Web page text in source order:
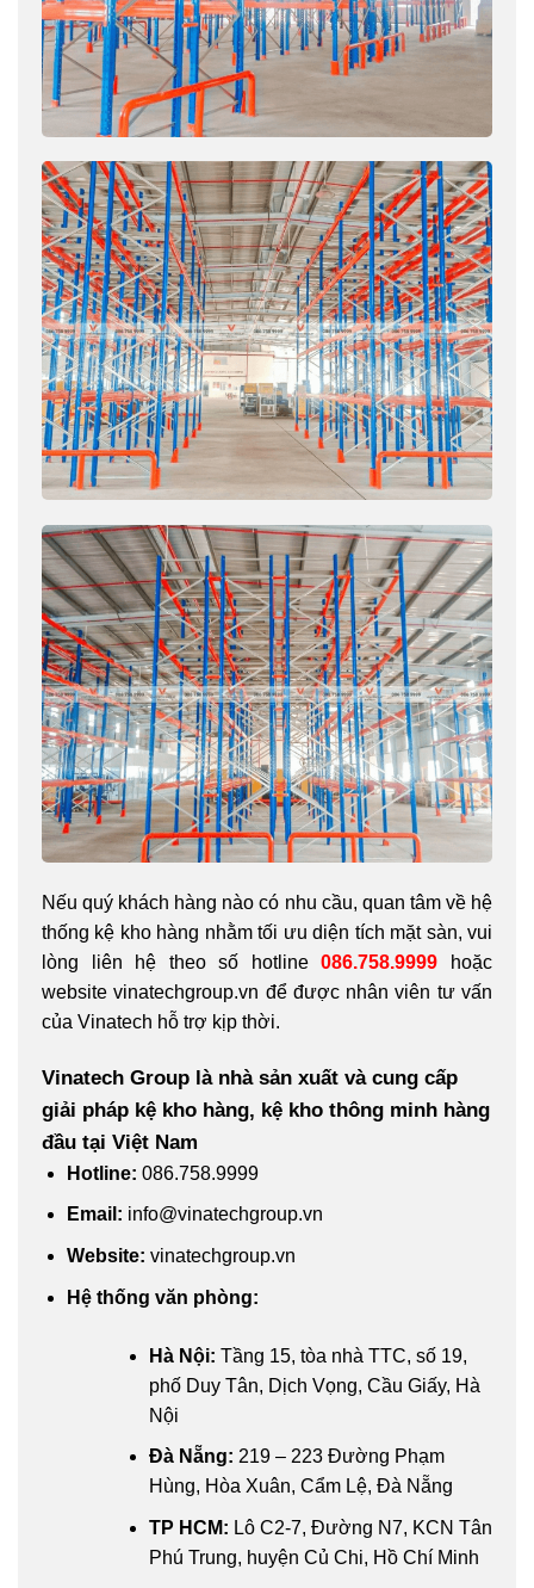
Nếu quý khách hàng nào có nhu cầu, quan tâm về hệ
thống kệ kho hàng nhằm tối ưu diện tích mặt sàn, vui
lòng liên hệ theo số hotline086.758.9999
hoặc
website vinatechgroup.vn để được nhân viên tư vấn
của Vinatech hỗ trợ kịp thời.
Vinatech Group là nhà sản xuất và cung cấp
giải pháp kệ kho hàng, kệ kho thông minh hàng
đầu tại Việt Nam
Hotline: 086.758.9999
Email : info@vinatechgroup.vn
Website: vinatechgroup.vn
Hệ thống văn phòng:
Hà Nội: Tầng 15, tòa nhà TTC, số 19,
phố Duy Tân, Dịch Vọng, Cầu Giấy, Hà
Nội
Đà Nẵng: 219 – 223 Đường Phạm
Hùng, Hòa Xuân, Cẩm Lệ, Đà Nẵng
TP HCM: Lô C2-7, Đường N7, KCN Tân
Phú Trung, huyện Củ Chi, Hồ Chí Minh